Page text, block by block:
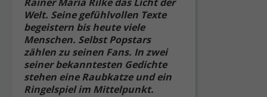
Rainer Maria Rilke das Licht der
Welt. Seine gefühlvollen Texte
begeistern bis heute viele
Menschen. Selbst Popstars
zählen zu seinen Fans. In zwei
seiner bekanntesten Gedichte
stehen eine Raubkatze und ein
Ringelspiel im Mittelpunkt.